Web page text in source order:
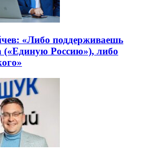
«Либо поддерживаешь
(«Единую Россию»), либо